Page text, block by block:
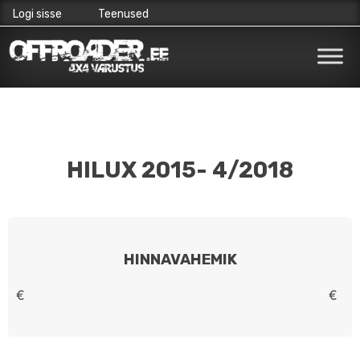
to
Logi sisse Teenused
HILUX 2015- 4/2018
HINNAVAHEMIK
€ €